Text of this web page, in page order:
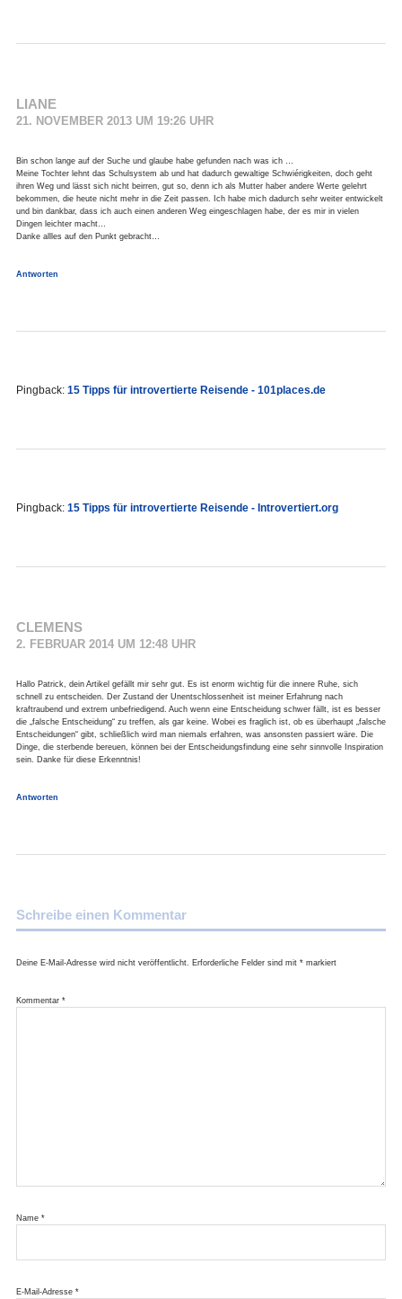
LIANE
21. NOVEMBER 2013 UM 19:26 UHR
Bin schon lange auf der Suche und glaube habe gefunden nach was ich …
Meine Tochter lehnt das Schulsystem ab und hat dadurch gewaltige Schwiérigkeiten, doch geht
ihren Weg und lässt sich nicht beirren, gut so, denn ich als Mutter haber andere Werte gelehrt
bekommen, die heute nicht mehr in die Zeit passen. Ich habe mich dadurch sehr weiter entwickelt
und bin dankbar, dass ich auch einen anderen Weg eingeschlagen habe, der es mir in vielen
Dingen leichter macht…
Danke allles auf den Punkt gebracht…
Antworten
Pingback: 15 Tipps für introvertierte Reisende - 101places.de
Pingback: 15 Tipps für introvertierte Reisende - Introvertiert.org
CLEMENS
2. FEBRUAR 2014 UM 12:48 UHR
Hallo Patrick, dein Artikel gefällt mir sehr gut. Es ist enorm wichtig für die innere Ruhe, sich
schnell zu entscheiden. Der Zustand der Unentschlossenheit ist meiner Erfahrung nach
kraftraubend und extrem unbefriedigend. Auch wenn eine Entscheidung schwer fällt, ist es besser
die „falsche Entscheidung“ zu treffen, als gar keine. Wobei es fraglich ist, ob es überhaupt „falsche
Entscheidungen“ gibt, schließlich wird man niemals erfahren, was ansonsten passiert wäre. Die
Dinge, die sterbende bereuen, können bei der Entscheidungsfindung eine sehr sinnvolle Inspiration
sein. Danke für diese Erkenntnis!
Antworten
Schreibe einen Kommentar
Deine E-Mail-Adresse wird nicht veröffentlicht. Erforderliche Felder sind mit *markiert
Kommentar *
Name *
E-Mail-Adresse *